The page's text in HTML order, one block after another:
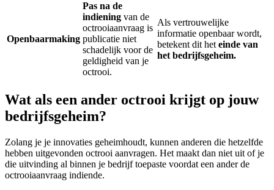
Openbaarmaking
Pas na de
indiening van de
octrooiaanvraag is
publicatie niet
schadelijk voor de
geldigheid van je
octrooi.
Als vertrouwelijke
informatie openbaar wordt,
betekent dit heteinde van
het bedrijfsgeheim.
Wat als een ander octrooi krijgt op jouw
bedrijfsgeheim?
Zolang je je innovaties geheimhoudt, kunnen anderen die hetzelfde
hebben uitgevonden octrooi aanvragen. Het maakt dan niet uit of je
die uitvinding al binnen je bedrijf toepaste voordat een ander de
octrooiaanvraag indiende.